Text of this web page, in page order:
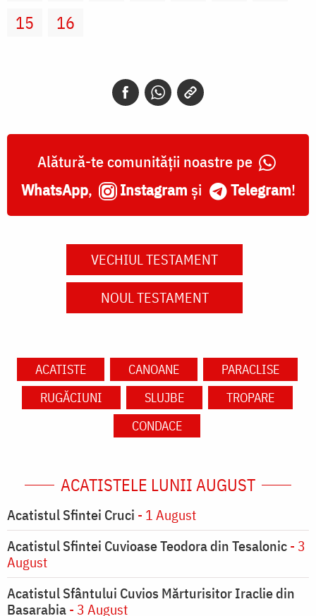
15
16
Alătură-te comunității noastre pe
WhatsApp, Instagram și Telegram!
VECHIUL TESTAMENT
NOUL TESTAMENT
ACATISTE CANOANE
PARACLISE
RUGĂCIUNI
SLUJBE
TROPARE
CONDACE
ACATISTELE LUNII AUGUST
Acatistul Sfintei Cruci - 1 August
Acatistul Sfintei Cuvioase Teodora din Tesalonic- 3
August
Acatistul Sfântului Cuvios Mărturisitor Iraclie din
Basarabia- 3 August